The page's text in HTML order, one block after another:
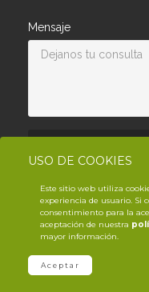
USO DE COOKIES
Este sitio web utiliza
experiencia de usuario. Si
consentimiento para la
aceptación de nuestra
mayor información.
Aceptar
Mensaje
©